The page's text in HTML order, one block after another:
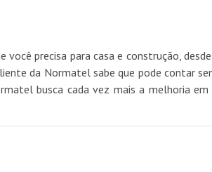
precisa para casa e construção,
da Normatel sabe que pode contar
busca cada vez mais a melhoria